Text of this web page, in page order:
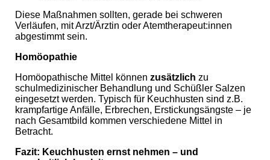
Diese Maßnahmen sollten, gerade bei schweren
Verläufen, mit Arzt/Ärztin oder Atemtherapeut:innen
abgestimmt sein.
Homöopathie
Homöopathische Mittel können zusätzlich zu
schulmedizinischer Behandlung und Schüßler Salzen
eingesetzt werden. Typisch für Keuchhusten sind z.B.
krampfartige Anfälle, Erbrechen, Erstickungsängste – je
nach Gesamtbild kommen verschiedene Mittel in
Betracht.
Fazit: Keuchhusten ernst nehmen – und